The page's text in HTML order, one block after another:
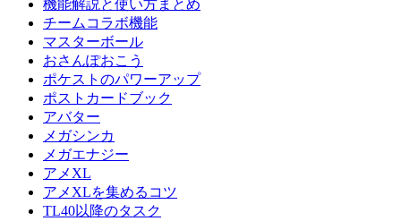
機能解説と使い方まとめ
チームコラボ機能
マスターボール
おさんぽおこう
ポケストのパワーアップ
ポストカードブック
アバター
メガシンカ
メガエナジー
アメXL
アメXLを集めるコツ
TL40以降のタスク